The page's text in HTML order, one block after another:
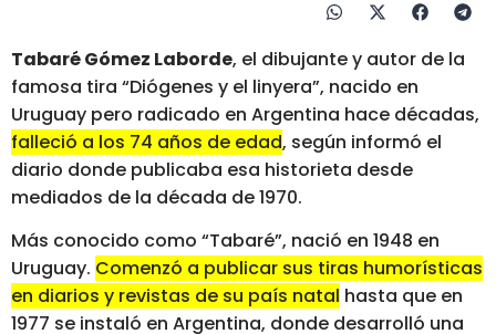
Tabaré Gómez Laborde, el dibujante y autor de la
famosa tira “Diógenes y el linyera”, nacido en
Uruguay pero radicado en Argentina hace décadas,
falleció a los 74 años de edad, según informó el
diario donde publicaba esa historieta desde
mediados de la década de 1970.
Más conocido como “Tabaré”, nació en 1948 en
Uruguay. Comenzó a publicar sus tiras humorísticas
en diarios y revistas de su país natal hasta que en
1977 se instaló en Argentina, donde desarrolló una